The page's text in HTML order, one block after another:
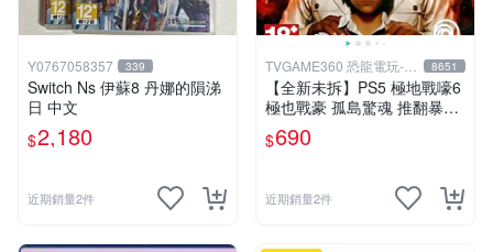
Y0767058357 339
Switch Ns 伊蘇8 丹娜的隕涕
日 中文
$2,180
近期銷量2件
TVGAME360 恐龍電玩-台
中店
8651
【全新未拆】PS5 極地戰嚎6
極也戰豪 孤島驚魂 推翻暴君
革命運動 FAR CRY VI 6 中文
版【台中恐龍電玩】
$690
近期銷量2件